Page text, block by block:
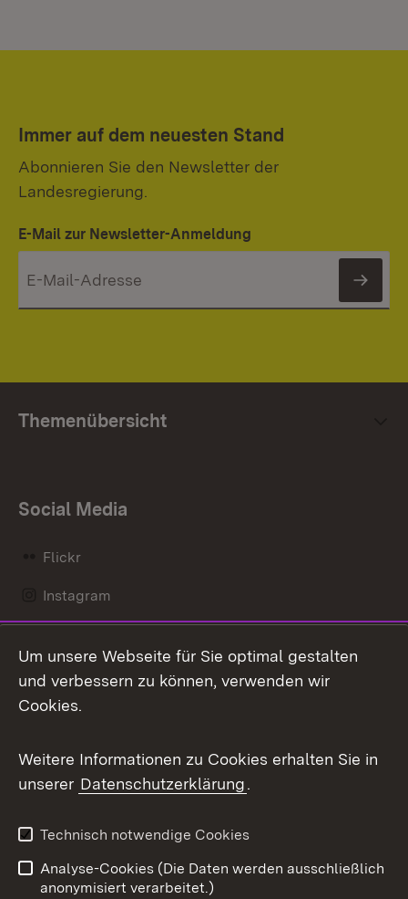
Immer auf dem neuesten Stand
Abonnieren Sie den Newsletter der
Landesregierung.
E-Mail zur Newsletter-Anmeldung
Themenübersicht
Social Media
Flickr
Instagram
Mastodon
Messenger
Social Wall
X / Twitter
Youtube
Um unsere Webseite für Sie optimal gestalten
und verbessern zu können, verwenden wir
Cookies.
Weitere Informationen zu Cookies erhalten Sie in
unserer Datenschutzerklärung.
Technisch notwendige Cookies
Analyse-Cookies (Die Daten werden ausschließlich
anonymisiert verarbeitet.)